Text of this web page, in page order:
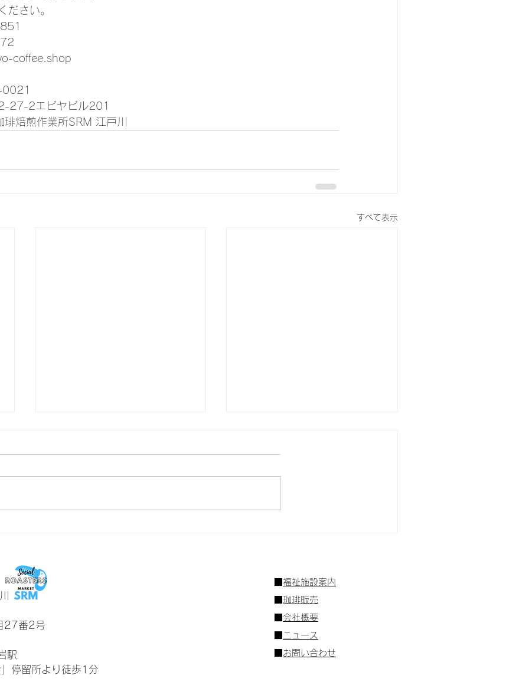
ださい。
coffee.shop
0021
27-2エビヤビル201
焙煎作業所SRM 江戸川
すべて表示
27番2号
駅
停留所より徒歩1分
福祉施設案内
珈琲販売
会社概要
ニュース
お問い合わせ